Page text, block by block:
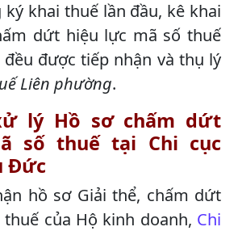
khai thuế lần đầu, kê khai
dứt hiệu lực mã số thuế
được tiếp nhận và thụ lý
Liên phường.
lý Hồ sơ chấm dứt
số thuế tại Chi cục
Đức
hồ sơ Giải thể, chấm dứt
của Hộ kinh doanh, Chi